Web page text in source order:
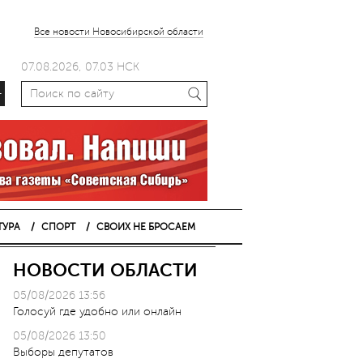
Все новости Новосибирской области
07.08.2026, 07.03 НСК
СПОРТ СВОИХ НЕ БРОСАЕМ
НОВОСТИ ОБЛАСТИ
05/08/2026 13:56
Голосуй где удобно или онлайн
05/08/2026 13:50
Выборы депутатов